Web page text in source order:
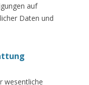
auf
Daten und
wesentliche